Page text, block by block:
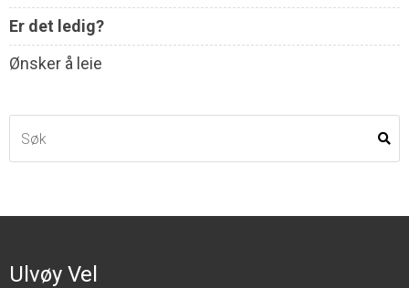
Er det ledig?
Ønsker å leie
Ulvøy Vel